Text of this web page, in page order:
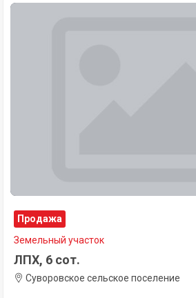
Продажа
Земельный участок
ЛПХ, 6 сот.
Суворовское сельское поселение